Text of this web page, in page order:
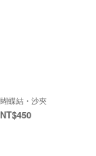
蝶結・沙夾
NT$450